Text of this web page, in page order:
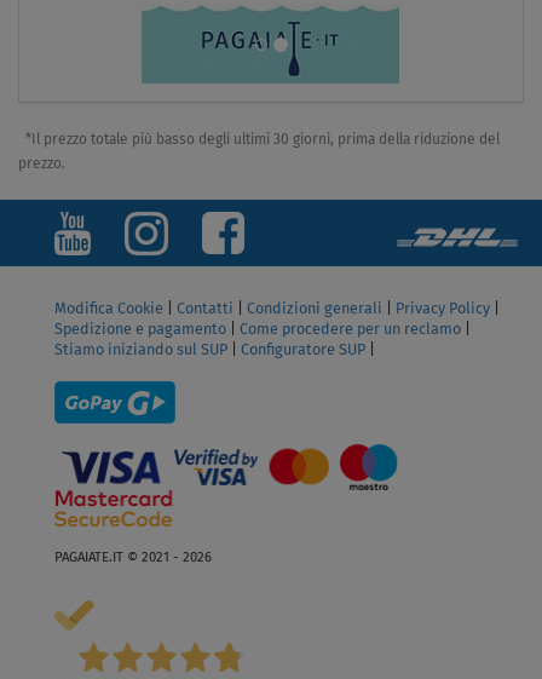
*Il prezzo totale più basso degli ultimi 30 giorni, prima della riduzione del
prezzo.
Modifica Cookie Contatti Condizioni generali Privacy Policy
Spedizione e pagamento
Come procedere per un reclamo
Stiamo iniziando sul SUP
Configuratore SUP
PAGAIATE.IT © 2021 - 2026